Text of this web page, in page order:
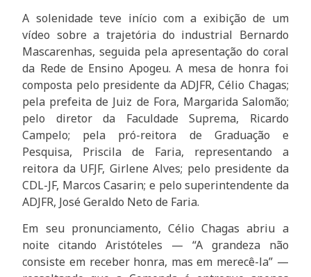
A solenidade teve início com a exibição de um
vídeo sobre a trajetória do industrial Bernardo
Mascarenhas, seguida pela apresentação do coral
da Rede de Ensino Apogeu. A mesa de honra foi
composta pelo presidente da ADJFR, Célio Chagas;
pela prefeita de Juiz de Fora, Margarida Salomão;
pelo diretor da Faculdade Suprema, Ricardo
Campelo; pela pró-reitora de Graduação e
Pesquisa, Priscila de Faria, representando a
reitora da UFJF, Girlene Alves; pelo presidente da
CDL-JF, Marcos Casarin; e pelo superintendente da
ADJFR, José Geraldo Neto de Faria.
Em seu pronunciamento, Célio Chagas abriu a
noite citando Aristóteles — “A grandeza não
consiste em receber honra, mas em merecê-la” —